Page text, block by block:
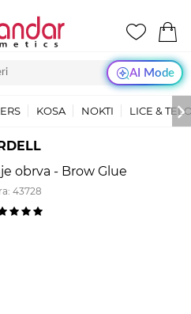
AI Mode
KOSA NOKTI LICE &
obrva - Brow Glue
43728